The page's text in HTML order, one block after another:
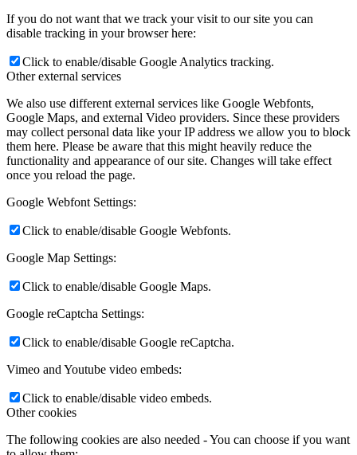
If you do not want that we track your visit to our site you can
disable tracking in your browser here:
Click to enable/disable Google Analytics tracking.
Other external services
We also use different external services like Google Webfonts,
Google Maps, and external Video providers. Since these providers
may collect personal data like your IP address we allow you to block
them here. Please be aware that this might heavily reduce the
functionality and appearance of our site. Changes will take effect
once you reload the page.
Google Webfont Settings:
Click to enable/disable Google Webfonts.
Google Map Settings:
Click to enable/disable Google Maps.
Google reCaptcha Settings:
Click to enable/disable Google reCaptcha.
Vimeo and Youtube video embeds:
Click to enable/disable video embeds.
Other cookies
The following cookies are also needed - You can choose if you want